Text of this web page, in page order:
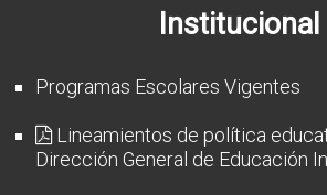
Institucional
Programas Escolares Vigentes
Lineamientos de política
Dirección General de Educación